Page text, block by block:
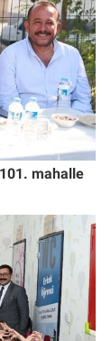
mahalle